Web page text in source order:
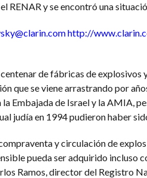
RENAR y se encontró una
http://
centenar de fábricas de
que se viene arrastrando por
Embajada de Israel y la AMIA,
judía en 1994 pudieron haber
y circulación de
pueda ser adquirido incluso
Ramos, director del Registro